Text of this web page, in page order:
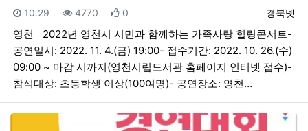
등록자
경북넷
등록일
10.29 조회
4770 추천
0
영천
2022년 영천시 시민과 함께하는 가족사랑 힐링콘서트-
공연일시: 2022. 11. 4.(금) 19:00- 접수기간: 2022. 10. 26.(수)
09:00 ~ 마감 시까지(영천시립도서관 홈페이지 인터넷 접수)-
참석대상: 초등학생 이상(100여명)- 공연장소: 영천…